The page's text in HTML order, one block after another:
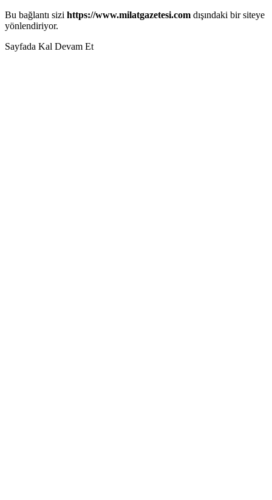
Bu bağlantı sizi https://www.milatgazetesi.com dışındaki bir siteye
yönlendiriyor.
Sayfada Kal Devam Et